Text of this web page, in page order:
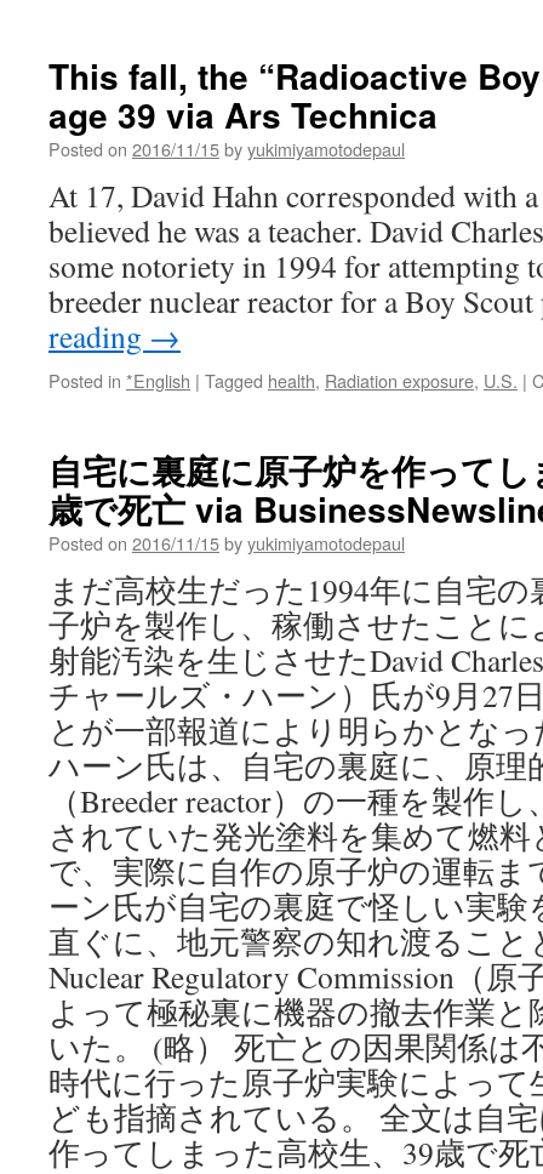
This fall, the “Radioactive
age 39 via Ars Technica
Posted on 2016/11/15byyukimiyamotodepaul
At 17, David Hahn corresponded with
believed he was a teacher. David
some notoriety in 1994 for attempting
breeder nuclear reactor for a Boy
reading →
Posted in *English | Tagged health, Radiation exposure, U.S. |
自宅に裏庭に原子炉を作って
歳で死亡 via
Posted on 2016/11/15byyukimiyamotodepaul
まだ高校生だった1994年に自宅
子炉を製作し、稼働させたこと
射能汚染を生じさせたDavid
チャールズ・ハーン）氏が9月27
とが一部報道により明らかとな
ハーン氏は、自宅の裏庭に、原理
（Breeder reactor）の一種を製作
されていた発光塗料を集めて燃
で、実際に自作の原子炉の運転ま
ーン氏が自宅の裏庭で怪しい実
直ぐに、地元警察の知れ渡るこ
Nuclear Regulatory Commission（
よって極秘裏に機器の撤去作業
いた。 (略） 死亡との因果関係は
時代に行った原子炉実験によっ
ども指摘されている。 全文は自
作ってしまった高校生、39歳で死